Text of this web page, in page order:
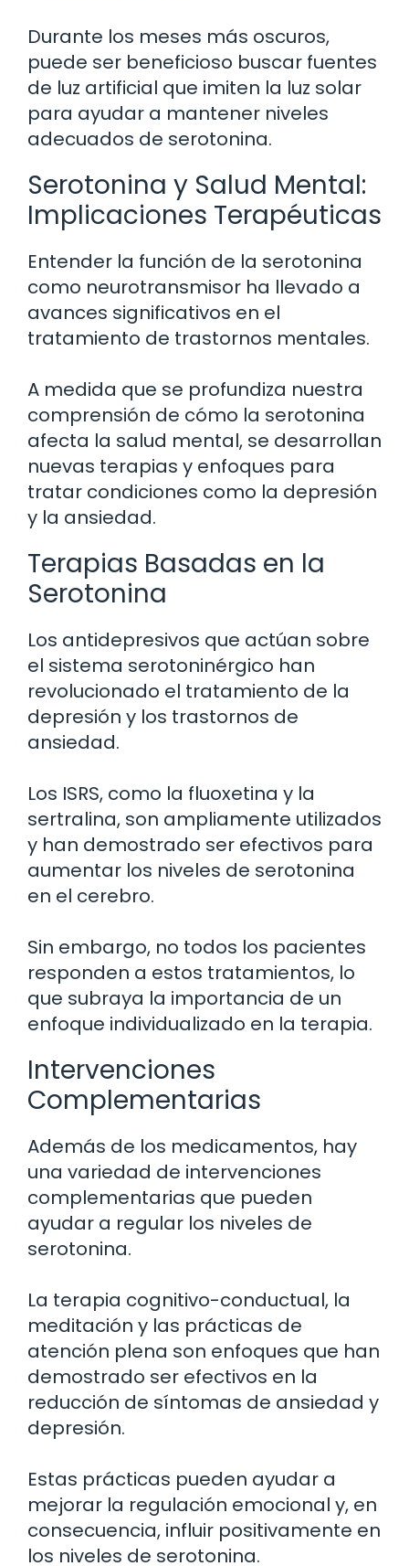
Durante los meses más oscuros,
puede ser beneficioso buscar fuentes
de luz artificial que imiten la luz solar
para ayudar a mantener niveles
adecuados de serotonina.
Serotonina y Salud Mental:
Implicaciones Terapéuticas
Entender la función de la serotonina
como neurotransmisor ha llevado a
avances significativos en el
tratamiento de trastornos mentales.
A medida que se profundiza nuestra
comprensión de cómo la serotonina
afecta la salud mental, se desarrollan
nuevas terapias y enfoques para
tratar condiciones como la depresión
y la ansiedad.
Terapias Basadas en la
Serotonina
Los antidepresivos que actúan sobre
el sistema serotoninérgico han
revolucionado el tratamiento de la
depresión y los trastornos de
ansiedad.
Los ISRS, como la fluoxetina y la
sertralina, son ampliamente utilizados
y han demostrado ser efectivos para
aumentar los niveles de serotonina
en el cerebro.
Sin embargo, no todos los pacientes
responden a estos tratamientos, lo
que subraya la importancia de un
enfoque individualizado en la terapia.
Intervenciones
Complementarias
Además de los medicamentos, hay
una variedad de intervenciones
complementarias que pueden
ayudar a regular los niveles de
serotonina.
La terapia cognitivo-conductual, la
meditación y las prácticas de
atención plena son enfoques que han
demostrado ser efectivos en la
reducción de síntomas de ansiedad y
depresión.
Estas prácticas pueden ayudar a
mejorar la regulación emocional y, en
consecuencia, influir positivamente en
los niveles de serotonina.